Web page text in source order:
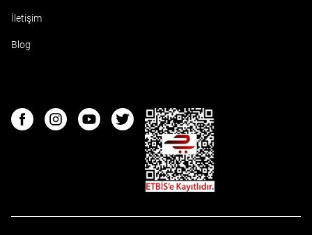
İletişim
Blog
FacebookInstagramYoutubeTwitter
ETBIS